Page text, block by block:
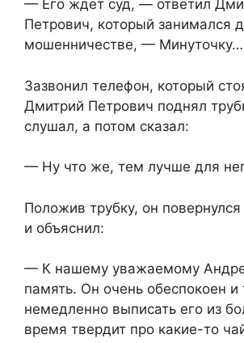
​— Его ждёт суд, — ответил
Петрович, который занимался
мошенничестве, — Минуточку…​
​Зазвонил телефон, который
Дмитрий Петрович поднял
слушал, а потом сказал:​
​— Ну что же, тем лучше для
​Положив трубку, он
и объяснил:​
​— К нашему уважаемому
память. Он очень обеспокоен и
немедленно выписать его из
время твердит про какие-то